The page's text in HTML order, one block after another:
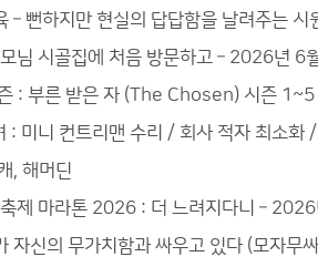
– 뻔하지만 현실의 답답함을 날려주는 시
님 시골집에 처음 방문하고 – 2026년 6
: 부른 받은 자 (The Chosen) 시즌 1~5
: 미니 컨트리맨 수리 / 회사 적자 최소
, 해머딘
제 마라톤 2026 : 더 느려지다니 –
자신의 무가치함과 싸우고 있다 (모자